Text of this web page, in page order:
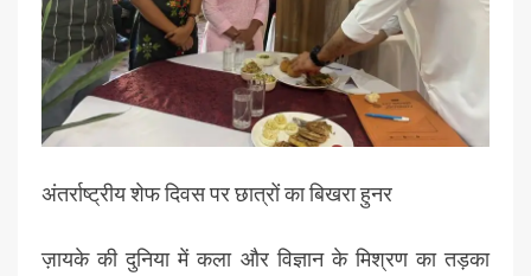
अंतर्राष्ट्रीय शेफ दिवस पर छात्रों का बिखरा हुनर
ज़ायके की दुनिया में कला और विज्ञान के मिश्रण का तड़का